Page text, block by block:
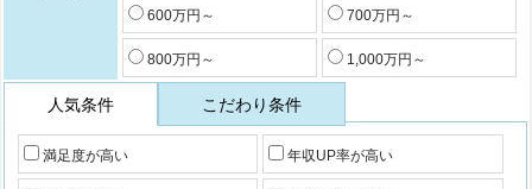
600万円～ 700万円～
800万円～ 1,000万円～
人気条件 こだわり条件
満足度が高い 年収UP率が高い